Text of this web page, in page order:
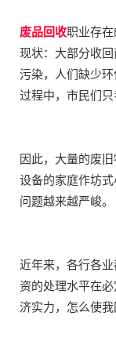
废品回收职业存
现状：大部分收
污染，人们缺少
过程中，市民们只
因此，大量的废
设备的家庭作坊
问题越来越严峻。
近年来，各行各
资的处理水平在
济实力，怎么使